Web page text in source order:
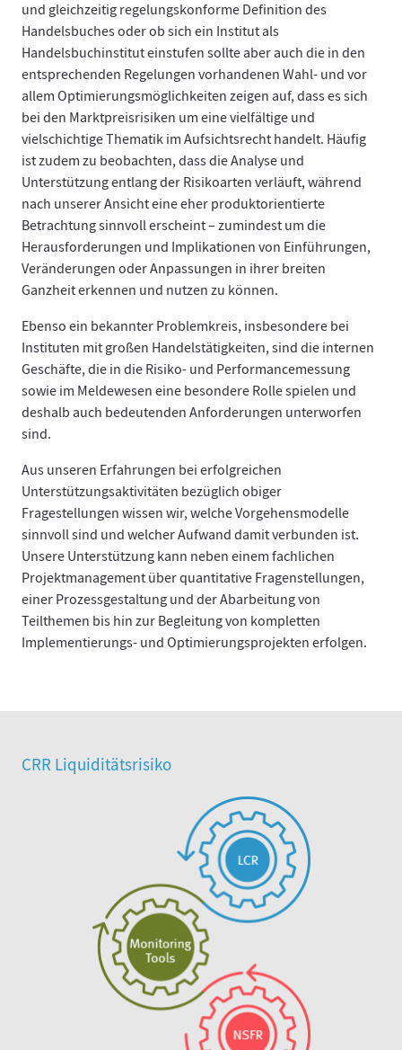
und gleichzeitig regelungskonforme Definition des
Handelsbuches oder ob sich ein Institut als
Handelsbuchinstitut einstufen sollte aber auch die in den
entsprechenden Regelungen vorhandenen Wahl- und vor
allem Optimierungsmöglichkeiten zeigen auf, dass es sich
bei den Marktpreisrisiken um eine vielfältige und
vielschichtige Thematik im Aufsichtsrecht handelt. Häufig
ist zudem zu beobachten, dass die Analyse und
Unterstützung entlang der Risikoarten verläuft, während
nach unserer Ansicht eine eher produktorientierte
Betrachtung sinnvoll erscheint – zumindest um die
Herausforderungen und Implikationen von Einführungen,
Veränderungen oder Anpassungen in ihrer breiten
Ganzheit erkennen und nutzen zu können.
Ebenso ein bekannter Problemkreis, insbesondere bei
Instituten mit großen Handelstätigkeiten, sind die internen
Geschäfte, die in die Risiko- und Performancemessung
sowie im Meldewesen eine besondere Rolle spielen und
deshalb auch bedeutenden Anforderungen unterworfen
sind.
Aus unseren Erfahrungen bei erfolgreichen
Unterstützungsaktivitäten bezüglich obiger
Fragestellungen wissen wir, welche Vorgehensmodelle
sinnvoll sind und welcher Aufwand damit verbunden ist.
Unsere Unterstützung kann neben einem fachlichen
Projektmanagement über quantitative Fragenstellungen,
einer Prozessgestaltung und der Abarbeitung von
Teilthemen bis hin zur Begleitung von kompletten
Implementierungs- und Optimierungsprojekten erfolgen.
CRR Liquiditätsrisiko